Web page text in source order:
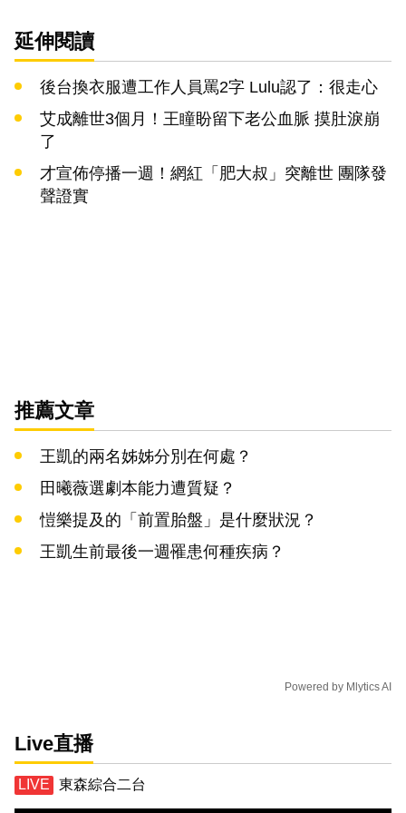
延伸閱讀
後台換衣服遭工作人員罵2字 Lulu認了：很走心
艾成離世3個月！王瞳盼留下老公血脈 摸肚淚崩
了
才宣佈停播一週！網紅「肥大叔」突離世 團隊發
聲證實
推薦文章
王凱的兩名姊姊分別在何處？
田曦薇選劇本能力遭質疑？
愷樂提及的「前置胎盤」是什麼狀況？
王凱生前最後一週罹患何種疾病？
Powered by Mlytics AI
Live直播
東森綜合二台